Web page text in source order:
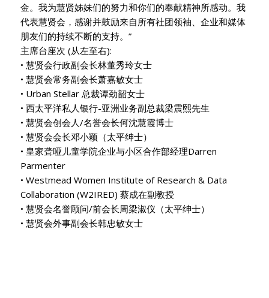
金。我为慧贤姊妹们的努力和你们的奉献精神所感动。我
代表慧贤会，感谢并鼓励来自所有社团领袖、企业和媒体
朋友们的持续不断的支持。”
主席台座次 (从左至右):
• 慧贤会行政副会长林董秀玲女士
• 慧贤会常务副会长萧嘉敏女士
• Urban Stellar 总裁谭劲韶女士
• 西太平洋私人银行-亚洲业务副总裁梁震熙先生
• 慧贤会创会人/名誉会长何沈慧霞博士
• 慧贤会会长邓小颖（太平绅士）
• 皇家聋哑儿童学院企业与小区合作部经理Darren
Parmenter
• Westmead Women Institute of Research & Data
Collaboration (W2IRED) 蔡成在副教授
• 慧贤会名誉顾问/前会长周梁淑仪（太平绅士）
• 慧贤会外事副会长韩忠敏女士